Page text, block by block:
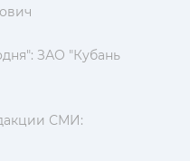
ЗАО "Кубань
СМИ: